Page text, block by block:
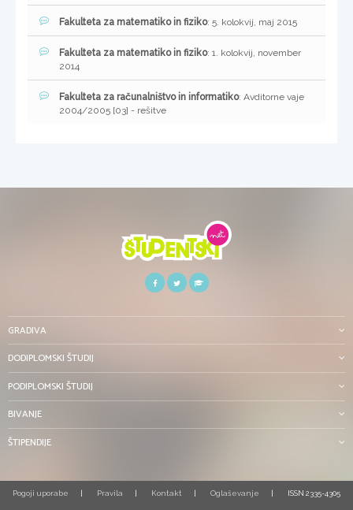
Fakulteta za matematiko in fiziko: 5. kolokvij, maj 2015
Fakulteta za matematiko in fiziko: 1. kolokvij, november
2014
Fakulteta za računalništvo in informatiko: Avditorne vaje
2004/2005 [03] - rešitve
GRADIVA
DODIPLOMSKI ŠTUDIJ
PODIPLOMSKI ŠTUDIJ
BIVANJE
ŠTIPENDIJE
Pogoji uporabe Pravila Kontakt Oglaševanje ISSN 2335-4305